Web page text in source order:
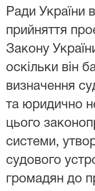
Ради України
прийняття
Закону
оскільки він
визначення
та юридично
цього
системи,
судового
громадян до